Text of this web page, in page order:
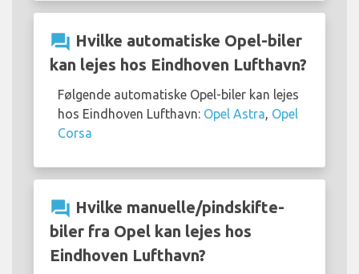
question_answer Hvilke automatiske Opel-biler
kan lejes hos Eindhoven Lufthavn?
Følgende automatiske Opel-biler kan lejes
hos Eindhoven Lufthavn: Opel Astra, Opel
Corsa
question_answer Hvilke manuelle/pindskifte-
biler fra Opel kan lejes hos
Eindhoven Lufthavn?